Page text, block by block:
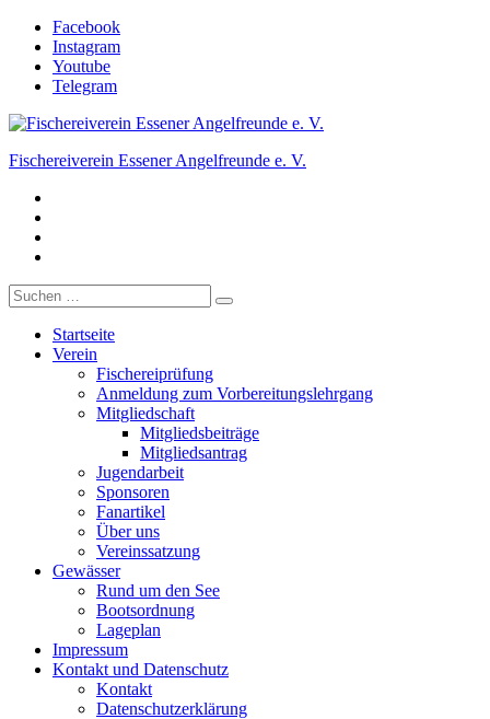
Zum
Inhalt
springen
Facebook
Instagram
Youtube
Telegram
Fischereiverein Essener Angelfreunde e. V.
Der Angelverein in Essen.
Suche
nach:
Startseite
Verein
Fischereiprüfung
Anmeldung zum Vorbereitungslehrgang
Mitgliedschaft
Mitgliedsbeiträge
Mitgliedsantrag
Jugendarbeit
Sponsoren
Fanartikel
Über uns
Vereinssatzung
Gewässer
Rund um den See
Bootsordnung
Lageplan
Impressum
Kontakt und Datenschutz
Kontakt
Datenschutzerklärung